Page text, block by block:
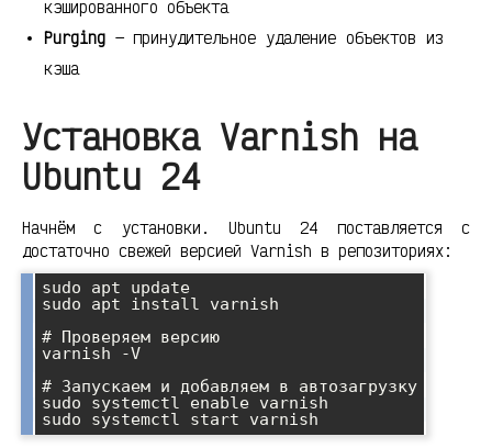
кэшированного объекта
Purging — принудительное удаление объектов из
кэша
Установка Varnish на
Ubuntu 24
Начнём с установки. Ubuntu 24 поставляется с
достаточно свежей версией Varnish в репозиториях:
sudo apt update
sudo apt install varnish
# Проверяем версию
varnish -V
# Запускаем и добавляем в автозагрузку
sudo systemctl enable varnish